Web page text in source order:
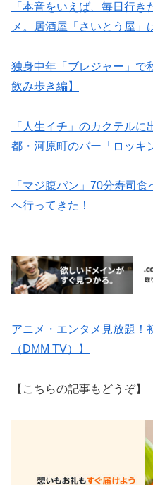
「本音をいえば、毎日行
メ。居酒屋「さいとう屋」
独身中年「ブレジャー」で
飲み歩き編】
「人生イチ」のカクテル
都・河原町のバー「ロッキ
「マジ腹パン」70分寿司
へ行ってきた！
アニメ・エンタメ見放題！
（DMM TV）】
【こちらの記事もどうぞ】